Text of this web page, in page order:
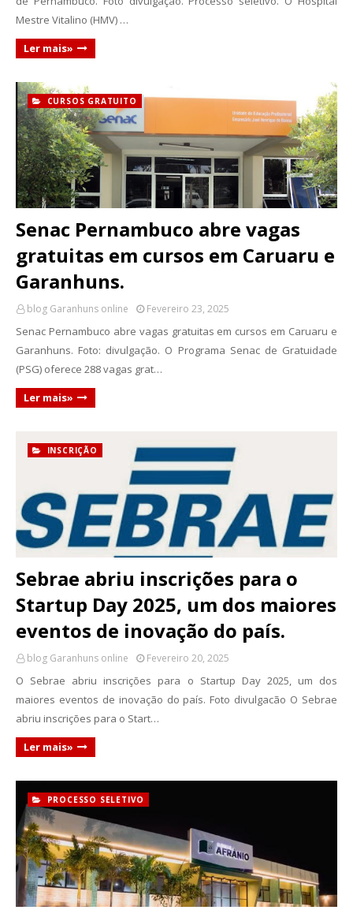
Mestre Vitalino (HMV) …
Ler mais»
CURSOS GRATUITO
Senac Pernambuco abre vagas
gratuitas em cursos em Caruaru e
Garanhuns.
blog Garanhuns online Fevereiro 23, 2025
Senac Pernambuco abre vagas gratuitas em cursos em Caruaru e
Garanhuns. Foto: divulgação. O Programa Senac de Gratuidade
(PSG) oferece 288 vagas grat…
Ler mais»
INSCRIÇÃO
Sebrae abriu inscrições para o
Startup Day 2025, um dos maiores
eventos de inovação do país.
blog Garanhuns online Fevereiro 20, 2025
O Sebrae abriu inscrições para o Startup Day 2025, um dos
maiores eventos de inovação do país. Foto divulgacão O Sebrae
abriu inscrições para o Start…
Ler mais»
PROCESSO SELETIVO